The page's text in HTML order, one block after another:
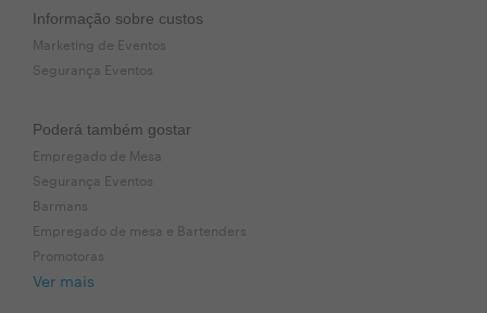
Informação sobre custos
Marketing de Eventos
Segurança Eventos
Poderá também gostar
Empregado de Mesa
Segurança Eventos
Barmans
Empregado de mesa e Bartenders
Promotoras
Ver mais